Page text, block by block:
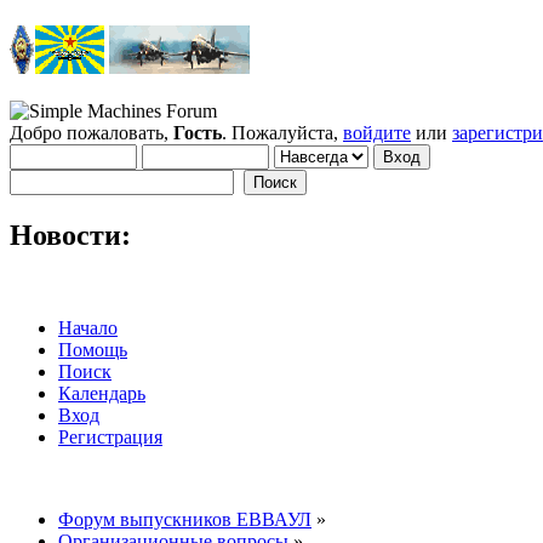
Добро пожаловать, Гость. Пожалуйста, войдите или
Новости:
Начало
Помощь
Поиск
Календарь
Вход
Регистрация
Форум выпускников ЕВВАУЛ »